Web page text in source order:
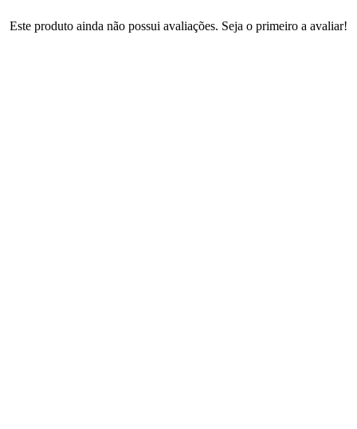
Este produto ainda não possui avaliações. Seja o primeiro a avaliar!